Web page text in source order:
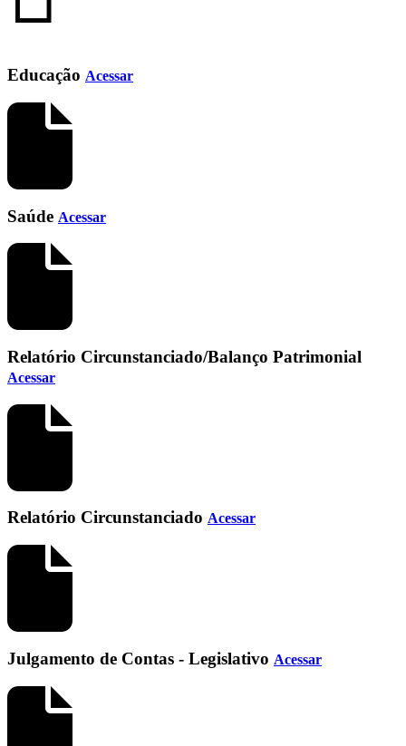
Educação Acessar
Saúde Acessar
Relatório Circunstanciado/Balanço Patrimonial
Acessar
Relatório Circunstanciado Acessar
Julgamento de Contas - Legislativo Acessar